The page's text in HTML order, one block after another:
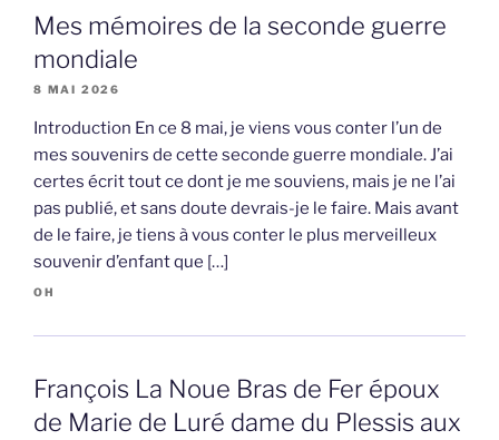
Mes mémoires de la seconde guerre
mondiale
8 MAI 2026
Introduction En ce 8 mai, je viens vous conter l’un de
mes souvenirs de cette seconde guerre mondiale. J’ai
certes écrit tout ce dont je me souviens, mais je ne l’ai
pas publié, et sans doute devrais-je le faire. Mais avant
de le faire, je tiens à vous conter le plus merveilleux
souvenir d’enfant que […]
OH
François La Noue Bras de Fer époux
de Marie de Luré dame du Plessis aux